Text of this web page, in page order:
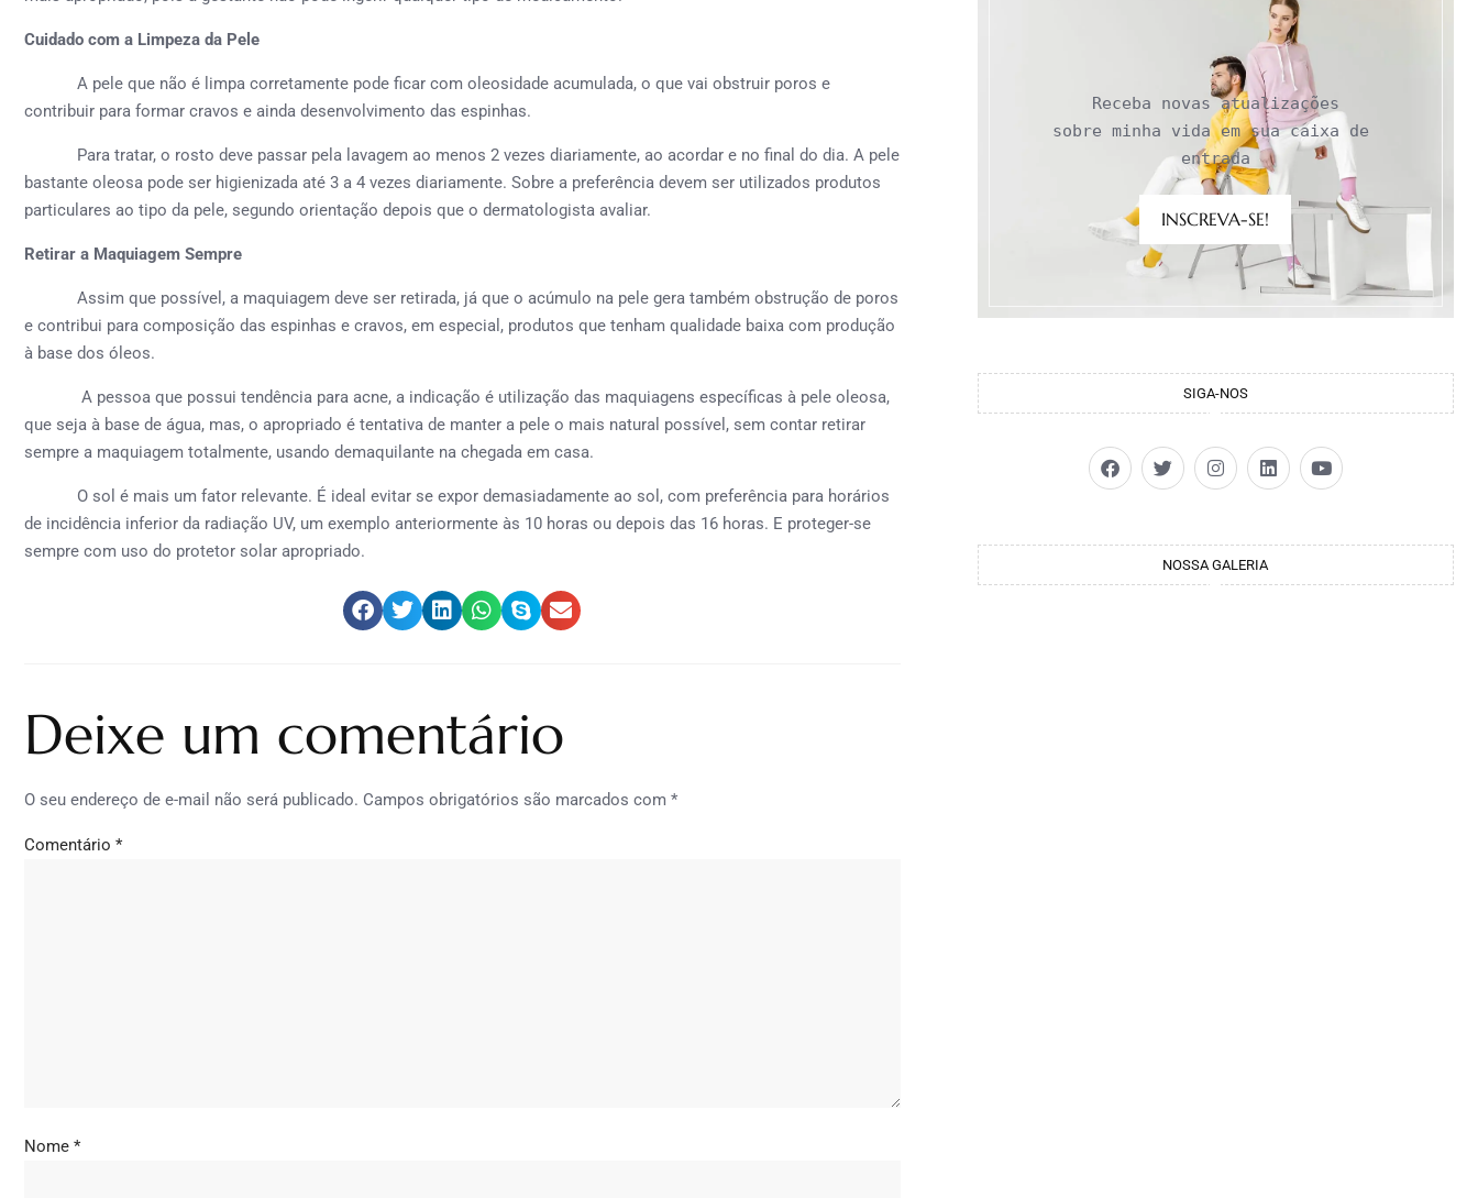
Cuidado com a Limpeza da Pele
A pele que não é limpa corretamente pode ficar com oleosidade acumulada, o que vai obstruir poros e
contribuir para formar cravos e ainda desenvolvimento das espinhas.
Para tratar, o rosto deve passar pela lavagem ao menos 2 vezes diariamente, ao acordar e no final do dia. A pele
bastante oleosa pode ser higienizada até 3 a 4 vezes diariamente. Sobre a preferência devem ser utilizados produtos
particulares ao tipo da pele, segundo orientação depois que o dermatologista avaliar.
Retirar a Maquiagem Sempre
Assim que possível, a maquiagem deve ser retirada, já que o acúmulo na pele gera também obstrução de poros
e contribui para composição das espinhas e cravos, em especial, produtos que tenham qualidade baixa com produção
à base dos óleos.
A pessoa que possui tendência para acne, a indicação é utilização das maquiagens específicas à pele oleosa,
que seja à base de água, mas, o apropriado é tentativa de manter a pele o mais natural possível, sem contar retirar
sempre a maquiagem totalmente, usando demaquilante na chegada em casa.
O sol é mais um fator relevante. É ideal evitar se expor demasiadamente ao sol, com preferência para horários
de incidência inferior da radiação UV, um exemplo anteriormente às 10 horas ou depois das 16 horas. E proteger-se
sempre com uso do protetor solar apropriado.
Deixe um comentário
O seu endereço de e-mail não será publicado. Campos obrigatórios são marcados com *
Comentário *
Nome *
Receba novas atualizações
sobre minha vida em sua caixa de
entrada
INSCREVA-SE!
SIGA-NOS
NOSSA GALERIA